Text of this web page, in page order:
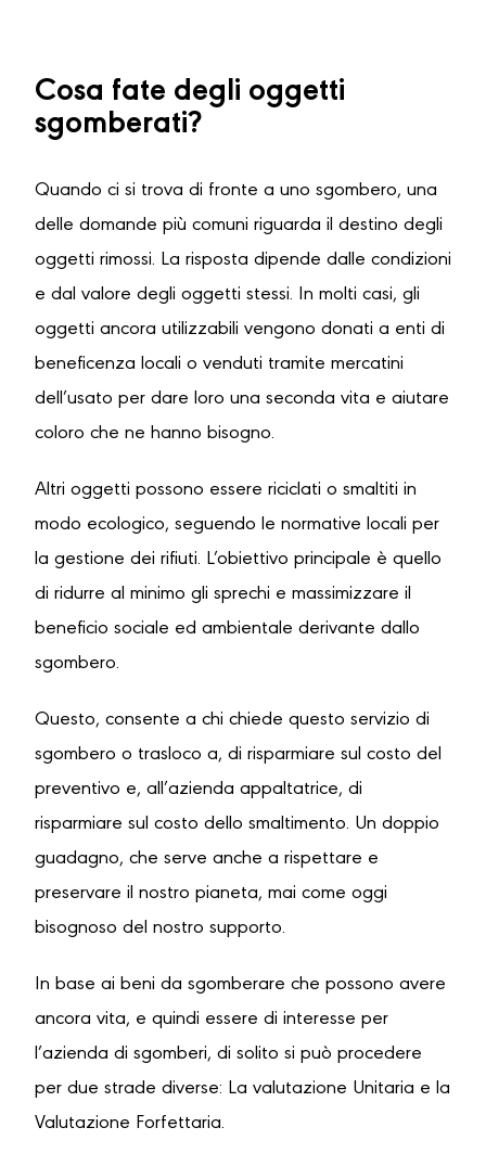
Cosa fate degli oggetti
sgomberati?
Quando ci si trova di fronte a uno sgombero, una
delle domande più comuni riguarda il destino degli
oggetti rimossi. La risposta dipende dalle condizioni
e dal valore degli oggetti stessi. In molti casi, gli
oggetti ancora utilizzabili vengono donati a enti di
beneficenza locali o venduti tramite mercatini
dell’usato per dare loro una seconda vita e aiutare
coloro che ne hanno bisogno.
Altri oggetti possono essere riciclati o smaltiti in
modo ecologico, seguendo le normative locali per
la gestione dei rifiuti. L’obiettivo principale è quello
di ridurre al minimo gli sprechi e massimizzare il
beneficio sociale ed ambientale derivante dallo
sgombero.
Questo, consente a chi chiede questo servizio di
sgombero o trasloco a, di risparmiare sul costo del
preventivo e, all’azienda appaltatrice, di
risparmiare sul costo dello smaltimento. Un doppio
guadagno, che serve anche a rispettare e
preservare il nostro pianeta, mai come oggi
bisognoso del nostro supporto.
In base ai beni da sgomberare che possono avere
ancora vita, e quindi essere di interesse per
l’azienda di sgomberi, di solito si può procedere
per due strade diverse: La valutazione Unitaria e la
Valutazione Forfettaria.